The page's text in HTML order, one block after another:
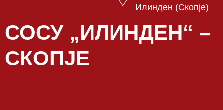
Илинден (Скопје)
СОСУ „ИЛИНДЕН“ –
СКОПЈЕ